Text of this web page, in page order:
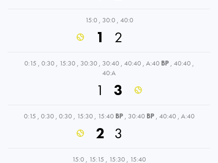
15:0 , 30:0 , 40:0
1 2
0:15 , 0:30 , 15:30 , 30:30 , 30:40 , 40:40 , A:40 BP , 40:40 ,
40:A
1 3
0:15 , 0:30 , 0:30 , 15:30 , 15:40 BP , 30:40 BP , 40:40 , A:40
2 3
15:0 , 15:15 , 15:30 , 15:40